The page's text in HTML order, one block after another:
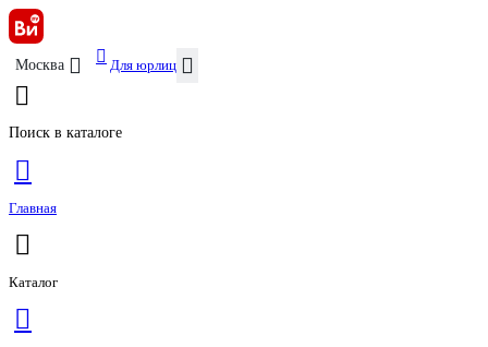
Москва Для юрлиц
Поиск в каталоге
Главная
Каталог